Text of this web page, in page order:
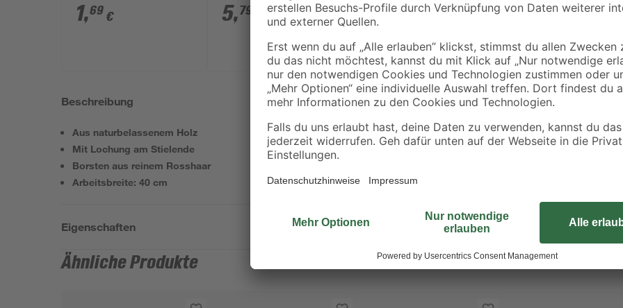
1,69 € 5,79 2,99 €
0,12 € / Kilogramm
Farben
3,99
Beschreibung
Aus naturbelassenem Holz
Mit Lochung am Stielende
Borsten aus reinem Rosshaar
Arbeitsbreite: 40 cm
Zur Aufnahme von feinem
geeignet. Bestückt ist der stabile
Eigenschaften
Ähnliche Produkte